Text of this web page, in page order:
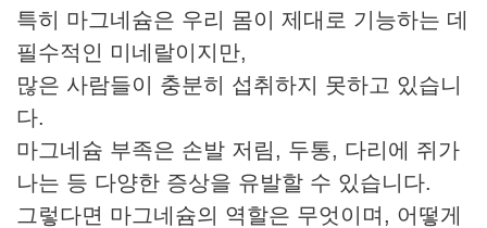
특히 마그네슘은 우리 몸이 제대로 기능하는 데
필수적인 미네랄이지만,
많은 사람들이 충분히 섭취하지 못하고 있습니
다.
마그네슘 부족은 손발 저림, 두통, 다리에 쥐가
나는 등 다양한 증상을 유발할 수 있습니다.
그렇다면 마그네슘의 역할은 무엇이며, 어떻게